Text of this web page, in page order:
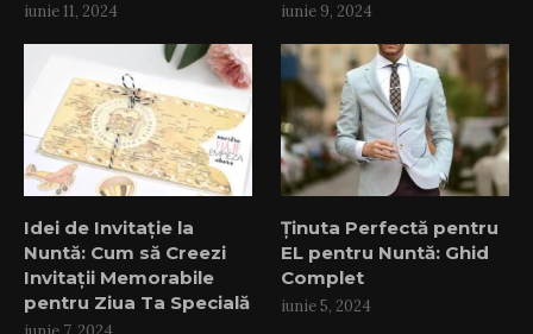
iunie 11, 2024 iunie 9, 2024
Idei de Invitație la
Nuntă: Cum să Creezi
Invitații Memorabile
pentru Ziua Ta Specială
Ținuta Perfectă pentru
EL pentru Nuntă: Ghid
Complet
iunie 5, 2024